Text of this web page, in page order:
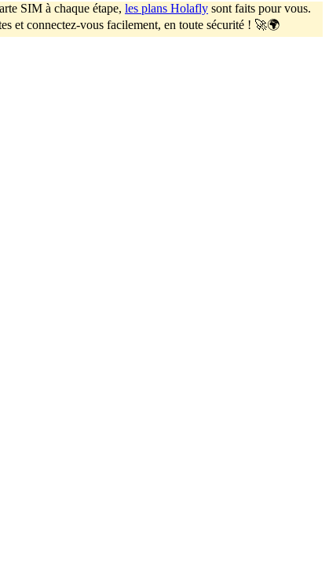
SIM à chaque étape, les plans Holafly sont faits pour vous.
et connectez-vous facilement, en toute sécurité ! 🚀🌍